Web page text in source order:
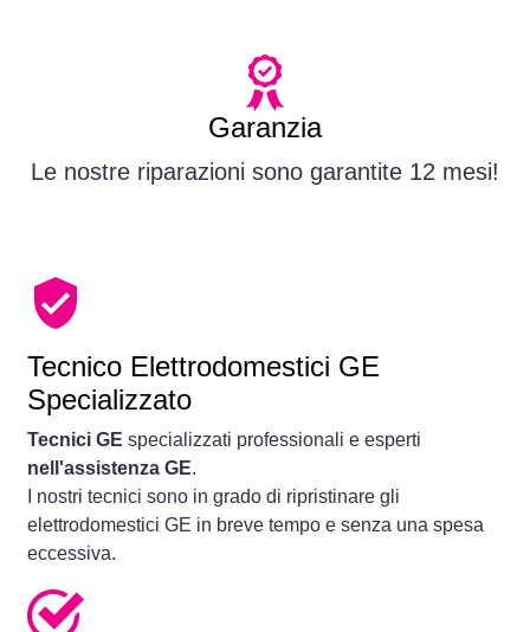
Garanzia
Le nostre riparazioni sono garantite 12 mesi!
Tecnico Elettrodomestici GE
Specializzato
Tecnici GE specializzati professionali e esperti
nell'assistenza GE.
I nostri tecnici sono in grado di ripristinare gli
elettrodomestici GE in breve tempo e senza una spesa
eccessiva.